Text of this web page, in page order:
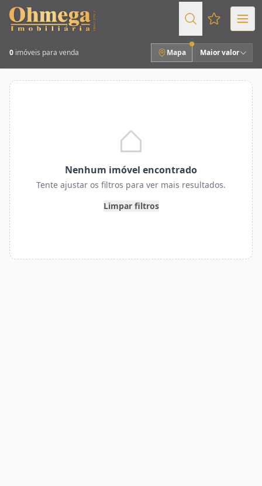
Favoritos
0 imóveis para venda Mapa Maior valor
Nenhum imóvel encontrado
Tente ajustar os filtros para ver mais resultados.
Limpar filtros